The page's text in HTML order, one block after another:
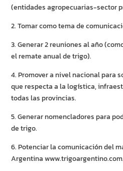
(entidades agropecuarias-sector
2. Tomar como tema de
3. Generar 2 reuniones al año
el remate anual de trigo).
4. Promover a nivel nacional para
que respecta a la logística,
todas las provincias.
5. Generar nomencladores para
de trigo.
6. Potenciar la comunicación del
Argentina